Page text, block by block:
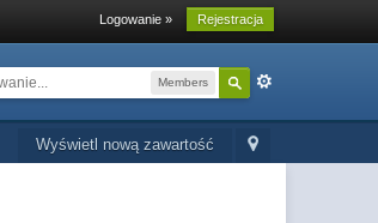
Logowanie » Rejestracja
Members
Wyświetl nową zawartość